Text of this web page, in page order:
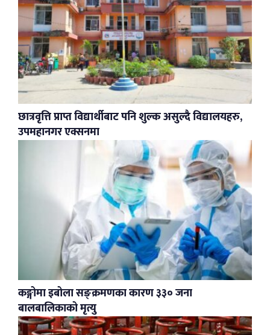
छात्रवृत्ति प्राप्त विद्यार्थीबाट पनि शुल्क असुल्दै विद्यालयहरु,
उपमहानगर एक्सनमा
कङ्गोमा इबोला सङ्क्रमणका कारण ३३० जना
बालबालिकाको मृत्यु